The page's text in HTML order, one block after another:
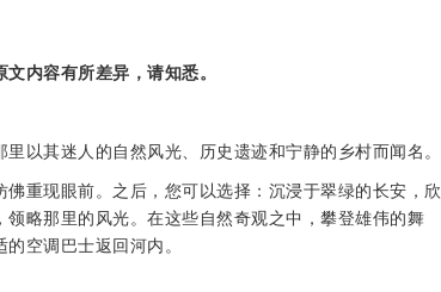
内容有所差异，请知悉。
以其迷人的自然风光、历史遗迹和宁静的乡村而闻名。
重现眼前。之后，您可以选择：沉浸于翠绿的长安，欣
略那里的风光。在这些自然奇观之中，攀登雄伟的舞
空调巴士返回河内。